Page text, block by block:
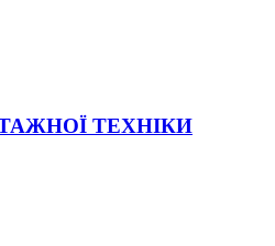
ТЕХНІКИ